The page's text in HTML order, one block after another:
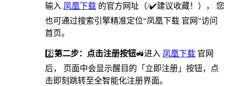
输入 凤凰下载 的官方网址（/✔️建议收藏！）， 您
也可通过搜索引擎精准定位“凤凰下载 官网”访问
首页。
2️⃣第二步：点击注册按钮🚜进入 凤凰下载 官网
后， 页面中会显示醒目的「立即注册」按钮，点
击即刻跳转至全智能化注册界面。